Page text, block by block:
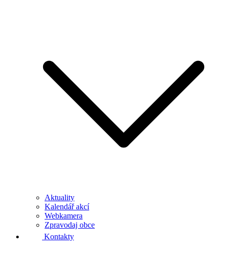
Aktuality
Kalendář akcí
Webkamera
Zpravodaj obce
Kontakty